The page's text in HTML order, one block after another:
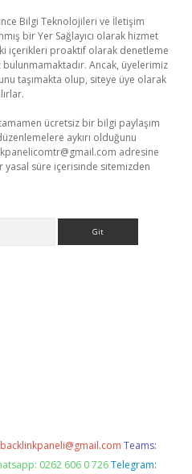
Bilgi Teknolojileri ve İletişim
bir Yer Sağlayıcı olarak hizmet
içerikleri proaktif olarak denetleme
Ancak, üyelerimiz
taşımakta olup, siteye üye olarak
ücretsiz bir bilgi paylaşım
aykırı olduğunu
adresine
süre içerisinde sitemizden
backlinkpaneli@gmail.com Teams:
0262 606 0 726 Telegram: